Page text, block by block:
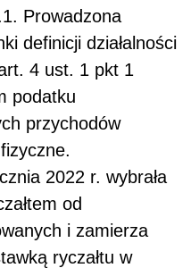
Prowadzona
definicji działalności
4 ust. 1 pkt 1
podatku
przychodów
2022 r. wybrała
od
i zamierza
ryczałtu w